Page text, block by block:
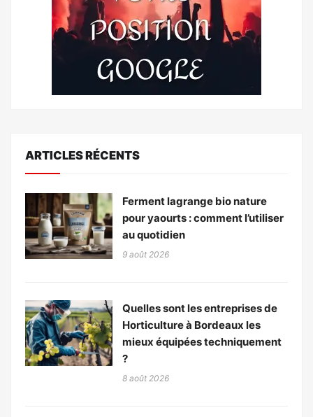
ARTICLES RÉCENTS
Ferment lagrange bio nature
pour yaourts : comment l’utiliser
au quotidien
9 août 2026
Quelles sont les entreprises de
Horticulture à Bordeaux les
mieux équipées techniquement
?
8 août 2026